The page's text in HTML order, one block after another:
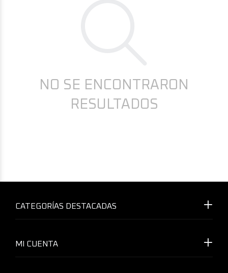
NO SE ENCONTRARON
RESULTADOS
CATEGORÍAS DESTACADAS
MI CUENTA